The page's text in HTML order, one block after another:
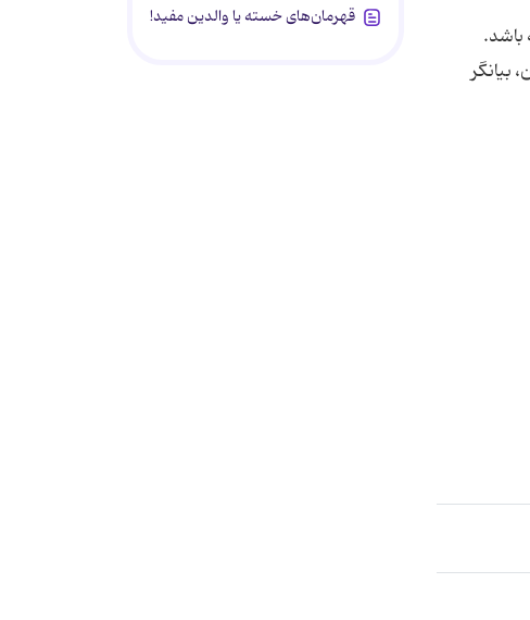
بیانگر
قهرمان‌های خسته یا والدین مفید!